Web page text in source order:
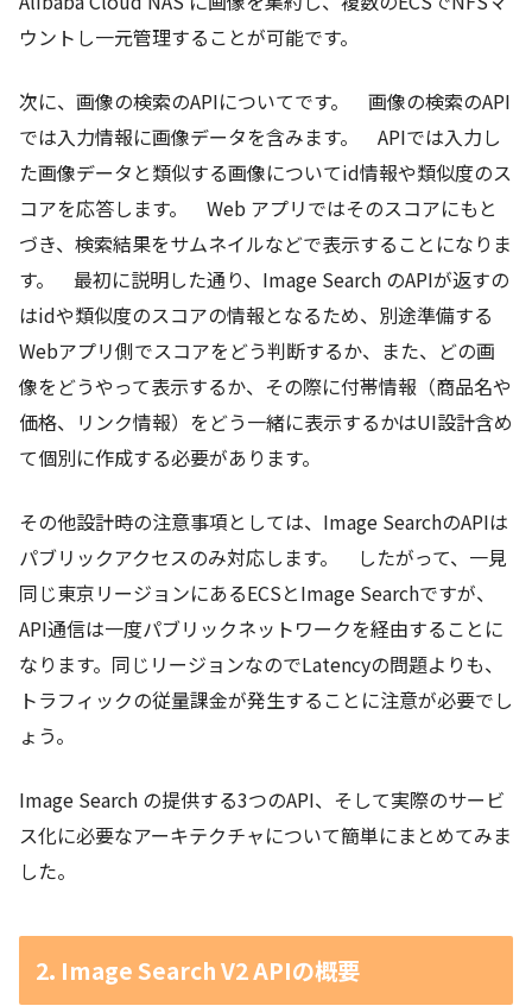
ウントし一元管理することが可能です。
次に、画像の検索のAPIについてです。 画像の検索のAPI
では入力情報に画像データを含みます。 APIでは入力し
た画像データと類似する画像についてid情報や類似度のス
コアを応答します。 Web アプリではそのスコアにもと
づき、検索結果をサムネイルなどで表示することになりま
す。 最初に説明した通り、Image Search のAPIが返すの
はidや類似度のスコアの情報となるため、別途準備する
Webアプリ側でスコアをどう判断するか、また、どの画
像をどうやって表示するか、その際に付帯情報（商品名や
価格、リンク情報）をどう一緒に表示するかはUI設計含め
て個別に作成する必要があります。
その他設計時の注意事項としては、Image SearchのAPIは
パブリックアクセスのみ対応します。 したがって、一見
同じ東京リージョンにあるECSとImage Searchですが、
API通信は一度パブリックネットワークを経由することに
なります。同じリージョンなのでLatencyの問題よりも、
トラフィックの従量課金が発生することに注意が必要でし
ょう。
Image Search の提供する3つのAPI、そして実際のサービ
ス化に必要なアーキテクチャについて簡単にまとめてみま
した。
2. Image Search V2 APIの概要